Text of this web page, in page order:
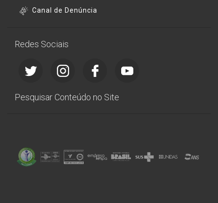
Canal de Denúncia
Redes Sociais
Pesquisar Conteúdo no Site